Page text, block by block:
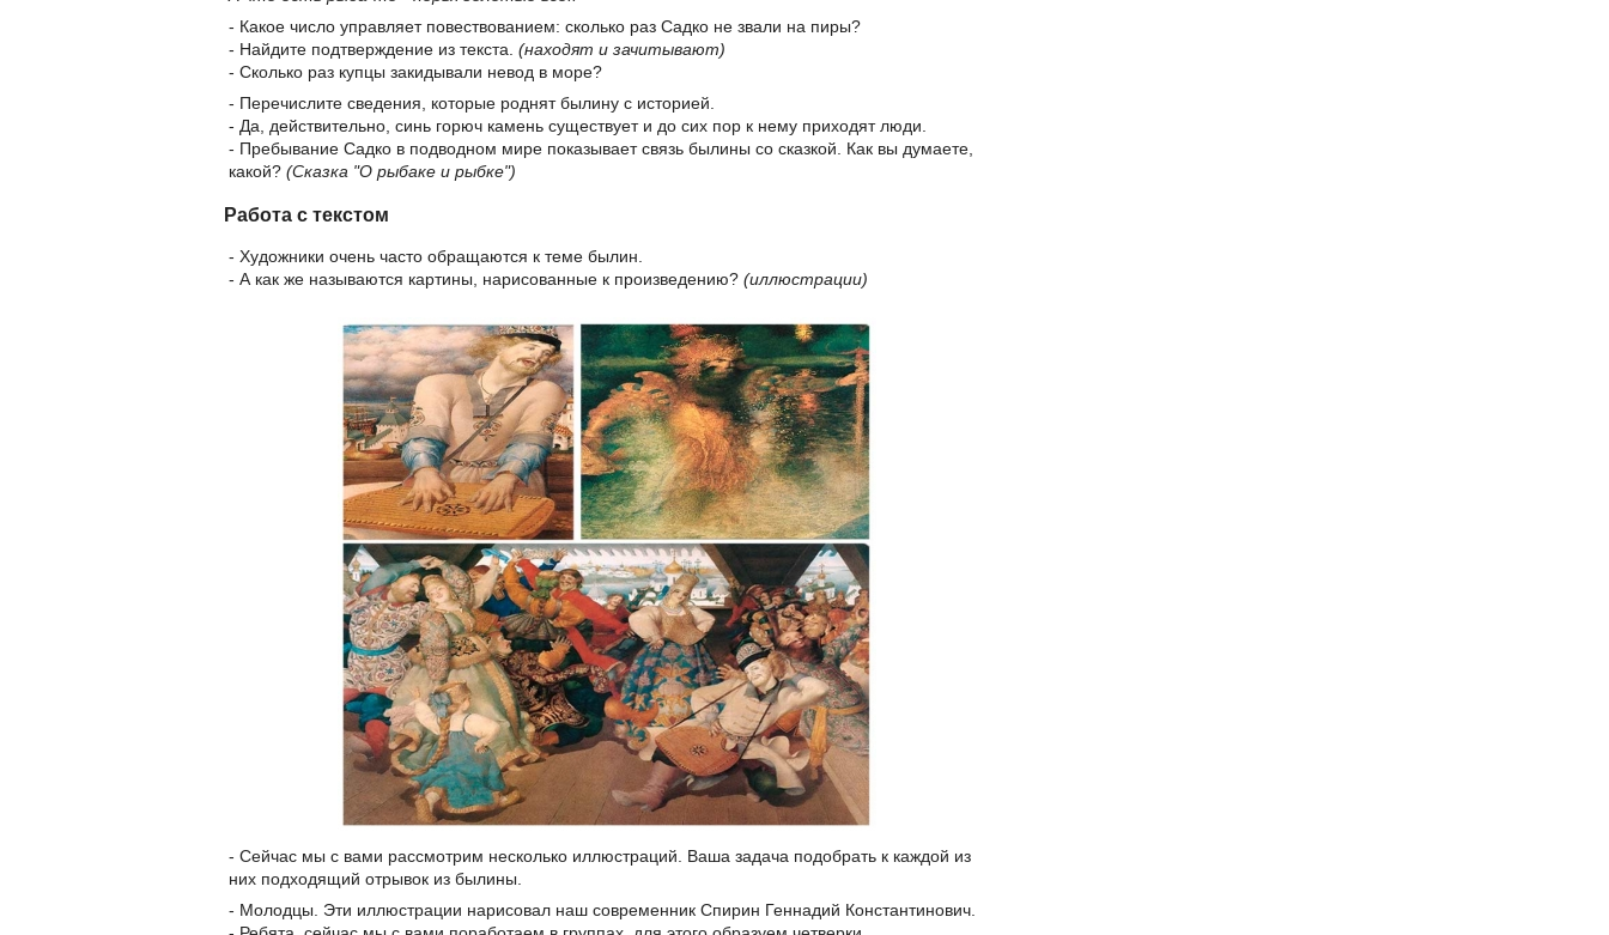
- Какое число управляет повествованием: сколько раз Садко не звали на пиры?
- Найдите подтверждение из текста. (находят и зачитывают)
- Сколько раз купцы закидывали невод в море?
- Перечислите сведения, которые роднят былину с историей.
- Да, действительно, синь горюч камень существует и до сих пор к нему приходят люди.
- Пребывание Садко в подводном мире показывает связь былины со сказкой. Как вы думаете,
какой? (Сказка "О рыбаке и рыбке")
Работа с текстом
- Художники очень часто обращаются к теме былин.
- А как же называются картины, нарисованные к произведению? (иллюстрации)
- Сейчас мы с вами рассмотрим несколько иллюстраций. Ваша задача подобрать к каждой из
них подходящий отрывок из былины.
- Молодцы. Эти иллюстрации нарисовал наш современник Спирин Геннадий Константинович.